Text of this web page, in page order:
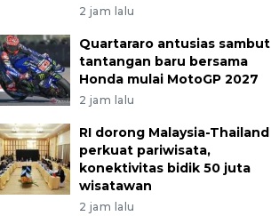
2 jam lalu
Quartararo antusias sambut
tantangan baru bersama
Honda mulai MotoGP 2027
2 jam lalu
RI dorong Malaysia-Thailand
perkuat pariwisata,
konektivitas bidik 50 juta
wisatawan
2 jam lalu